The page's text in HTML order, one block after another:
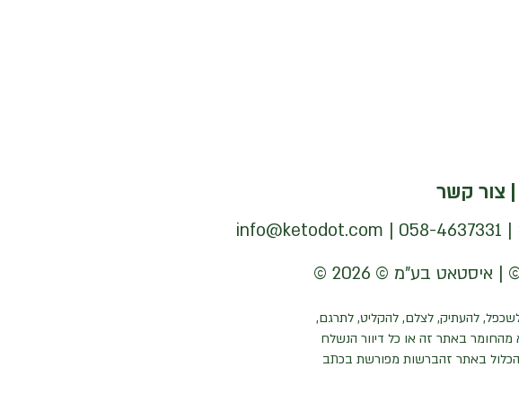
|צור קשר
info@ketodot.com
להעתיק, לצלם, להקליט, לתרגם,
באתר זה או כל דיוור הנשלח
באתר זהברשות מפורשת בכתב